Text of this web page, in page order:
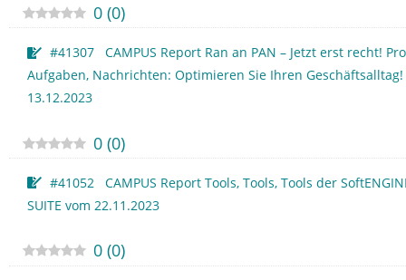
0 (0)
#41307 CAMPUS Report Ran an PAN – Jetzt erst recht!
Aufgaben, Nachrichten: Optimieren Sie Ihren Geschäftsalltag!
13.12.2023
0 (0)
#41052 CAMPUS Report Tools, Tools, Tools der
SUITE vom 22.11.2023
0 (0)